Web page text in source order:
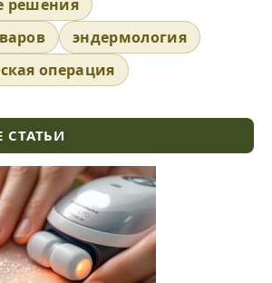
решения
эндермология
операция